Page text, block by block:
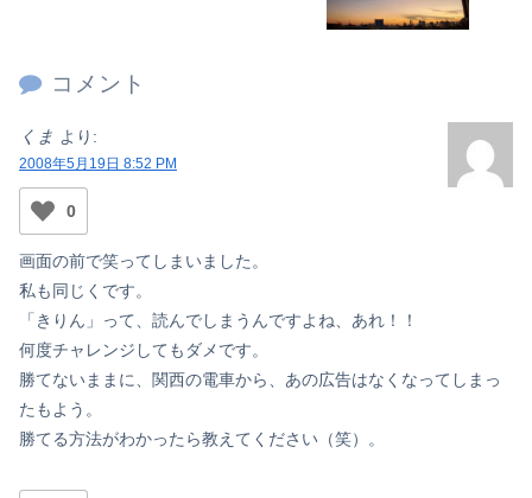
コメント
くま より:
2008年5月19日 8:52 PM
0
画面の前で笑ってしまいました。
私も同じくです。
「きりん」って、読んでしまうんですよね、あれ！！
何度チャレンジしてもダメです。
勝てないままに、関西の電車から、あの広告はなくなってしまっ
たもよう。
勝てる方法がわかったら教えてください（笑）。